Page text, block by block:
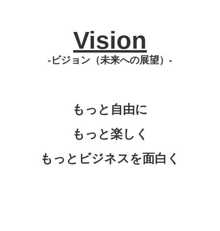
Vision
-ビジョン（未来への展望）-
もっと自由に
もっと楽しく
もっとビジネスを面白く